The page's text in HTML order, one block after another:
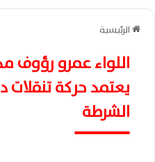
الرئيسية
اللواء عمرو رؤوف
يعتمد حركة
الشرطة